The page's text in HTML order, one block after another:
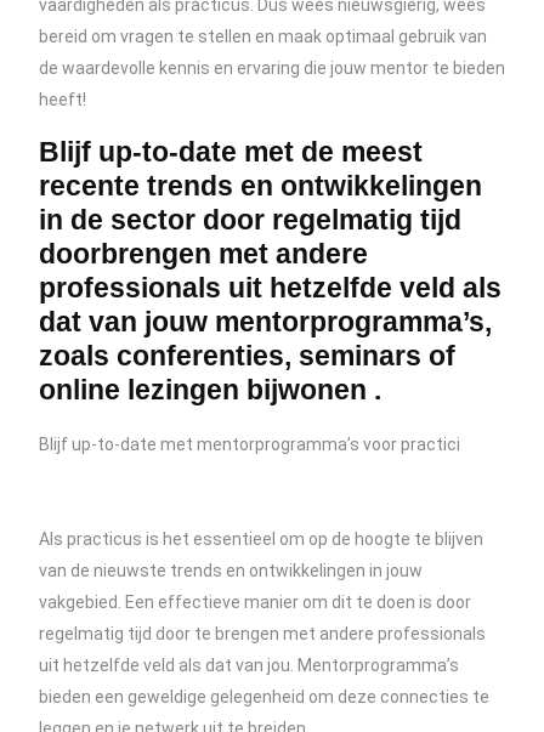
vaardigheden als practicus. Dus wees nieuwsgierig, wees
bereid om vragen te stellen en maak optimaal gebruik van
de waardevolle kennis en ervaring die jouw mentor te bieden
heeft!
Blijf up-to-date met de meest
recente trends en ontwikkelingen
in de sector door regelmatig tijd
doorbrengen met andere
professionals uit hetzelfde veld als
dat van jouw mentorprogramma’s,
zoals conferenties, seminars of
online lezingen bijwonen .
Blijf up-to-date met mentorprogramma’s voor practici
Als practicus is het essentieel om op de hoogte te blijven
van de nieuwste trends en ontwikkelingen in jouw
vakgebied. Een effectieve manier om dit te doen is door
regelmatig tijd door te brengen met andere professionals
uit hetzelfde veld als dat van jou. Mentorprogramma’s
bieden een geweldige gelegenheid om deze connecties te